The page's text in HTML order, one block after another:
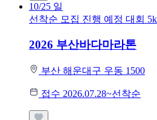
10/25 일
선착순 모집 진행 예정 대회
2026 부산바다마라톤
부산 해운대구 우동 1500
접수 2026.07.28~선착순